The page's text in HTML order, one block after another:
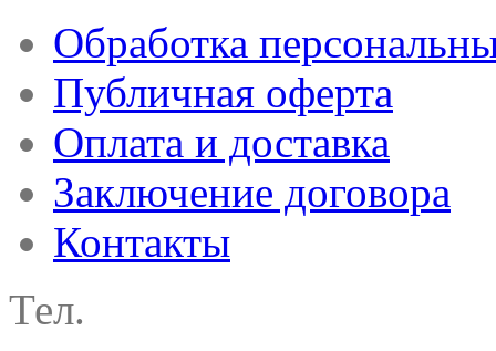
Обработка
Публичная оферта
Оплата и доставка
Заключение договора
Контакты
Тел.